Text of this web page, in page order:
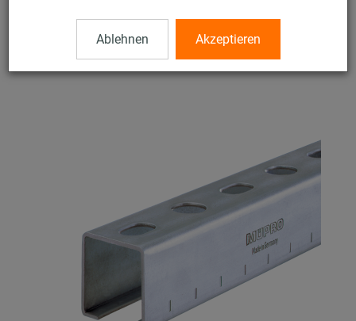
Ablehnen Akzeptieren
MPC-Systemschienen
V4A MPC-Systemschiene 38/40, Länge: 6.000 mm